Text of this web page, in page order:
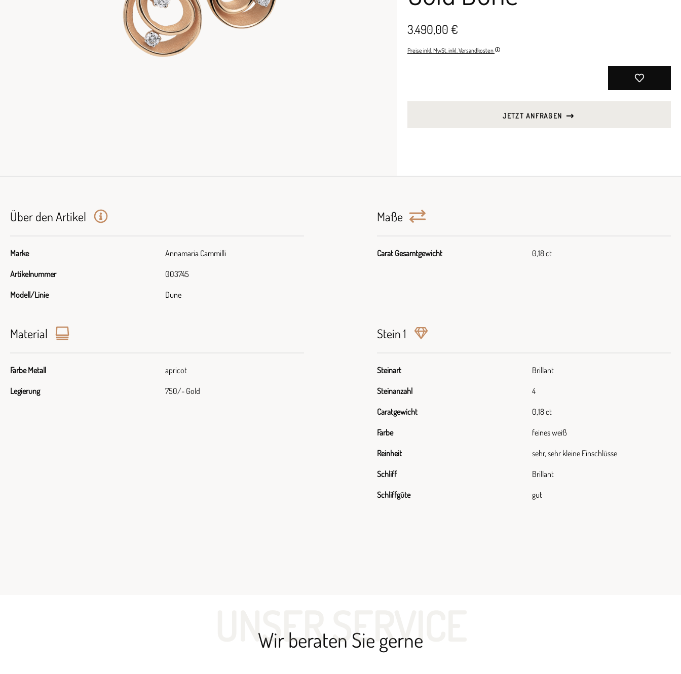
3.490,00 €
Preise inkl. MwSt. inkl. Versandkosten
JETZT ANFRAGEN
Über den Artikel
Marke Annamaria Cammilli
Artikelnummer 003745
Modell/Linie Dune
Maße
Carat Gesamtgewicht 0,18 ct
Material
Farbe Metall apricot
Legierung 750/- Gold
Stein 1
Steinart Brillant
Steinanzahl 4
Caratgewicht 0,18 ct
Farbe feines weiß
Reinheit sehr, sehr kleine Einschlüsse
Schliff Brillant
Schliffgüte gut
UNSER SERVICE
Wir beraten Sie gerne